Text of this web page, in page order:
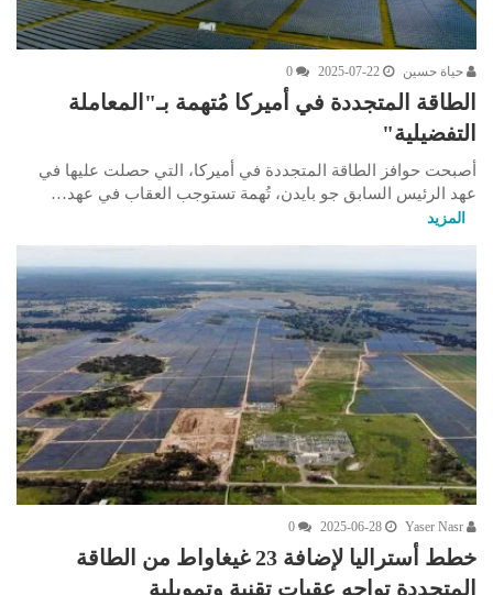
حياة حسين 2025-07-22
0
الطاقة المتجددة في أميركا مُتهمة بـ"المعاملة
التفضيلية"
أصبحت حوافز الطاقة المتجددة في أميركا، التي حصلت عليها في
عهد الرئيس السابق جو بايدن، تُهمة تستوجب العقاب في عهد…
المزيد
2025-06-28
0
خطط أستراليا لإضافة 23 غيغاواط من الطاقة
المتجددة تواجه عقبات تقنية وتمويلية